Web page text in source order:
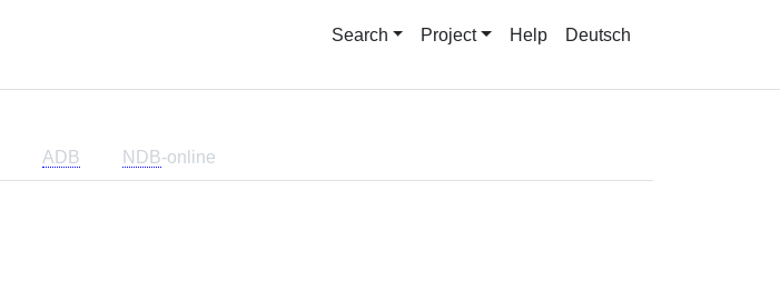
Search Project Help Deutsch
ADB NDB-online